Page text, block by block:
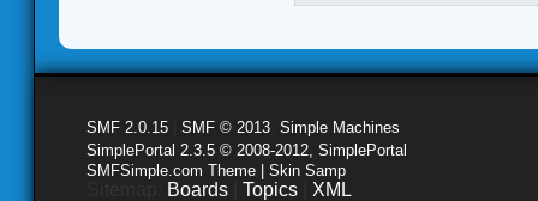
SMF 2.0.15 SMF © 2013 Simple Machines
SimplePortal 2.3.5 © 2008-2012, SimplePortal
SMFSimple.com Theme | Skin Samp
Boards Topics XML